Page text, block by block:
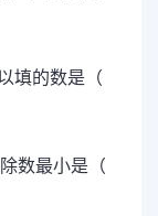
填的数是（
数最小是（